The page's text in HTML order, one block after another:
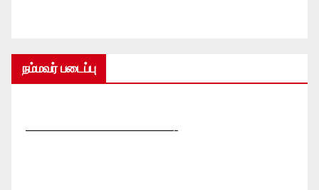
நம்மவர் படைப்பு
—————————————-